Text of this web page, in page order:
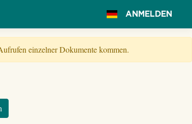
ANMELDEN
einzelner Dokumente kommen.